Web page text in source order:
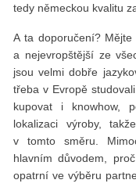
tedy německou kvalitu
A ta doporučení?
a nejevropštější ze
jsou velmi dobře
třeba v Evropě
kupovat i know­how,
lokalizaci výroby,
v tomto směru.
hlavním důvodem,
opatrní ve výběru